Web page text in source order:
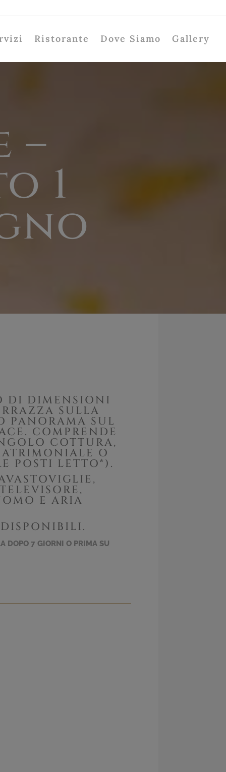
Ristorante Dove Siamo Gallery
–
1
DI DIMENSIONI
SULLA
PANORAMA SUL
COMPRENDE
COTTURA,
O
POSTI LETTO*).
E ARIA
DOPO 7 GIORNI O PRIMA SU